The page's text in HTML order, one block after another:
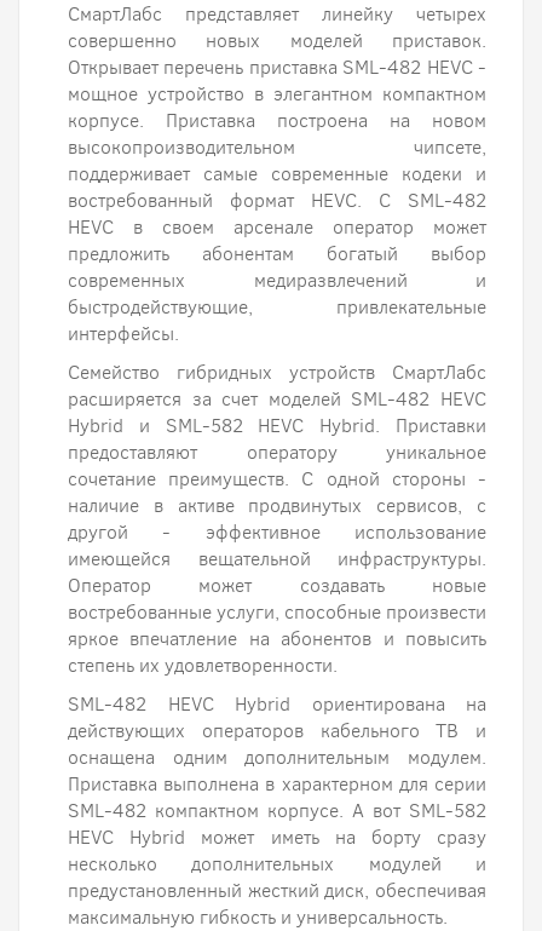
СмартЛабс представляет линейку четырех
совершенно новых моделей приставок.
Открывает перечень приставка SML-482 HEVC -
мощное устройство в элегантном компактном
корпусе. Приставка построена на новом
высокопроизводительном чипсете,
поддерживает самые современные кодеки и
востребованный формат HEVC. С SML-482
HEVC в своем арсенале оператор может
предложить абонентам богатый выбор
современных медиразвлечений и
быстродействующие, привлекательные
интерфейсы.
Семейство гибридных устройств СмартЛабс
расширяется за счет моделей SML-482 HEVC
Hybrid и SML-582 HEVC Hybrid. Приставки
предоставляют оператору уникальное
сочетание преимуществ. С одной стороны -
наличие в активе продвинутых сервисов, с
другой - эффективное использование
имеющейся вещательной инфраструктуры.
Оператор может создавать новые
востребованные услуги, способные произвести
яркое впечатление на абонентов и повысить
степень их удовлетворенности.
SML-482 HEVC Hybrid ориентирована на
действующих операторов кабельного ТВ и
оснащена одним дополнительным модулем.
Приставка выполнена в характерном для серии
SML-482 компактном корпусе. А вот SML-582
HEVC Hybrid может иметь на борту сразу
несколько дополнительных модулей и
предустановленный жесткий диск, обеспечивая
максимальную гибкость и универсальность.